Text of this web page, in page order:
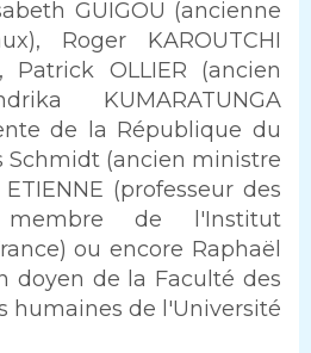
GUIGOU (ancienne
Roger KAROUTCHI
Patrick OLLIER (ancien
KUMARATUNGA
de la République du
Schmidt (ancien ministre
(professeur des
de l'Institut
ou encore Raphaël
doyen de la Faculté des
humaines de l'Université